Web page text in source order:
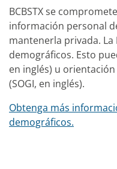
BCBSTX se
información personal
mantenerla privada.
demográficos. Esto
en inglés) u
(SOGI, en inglés).
Obtenga más
demográficos.